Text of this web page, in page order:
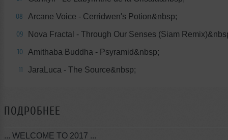
08 Arcane Voice - Cerridwen's Potion&nbsp;
09 Nova Fractal - Through Our Senses (Siam
10 Amithaba Buddha - Psyramid&nbsp;
11 JaraLuca - The Source&nbsp;
ПОДРОБНЕЕ
... WELCOME TO 2017 ...